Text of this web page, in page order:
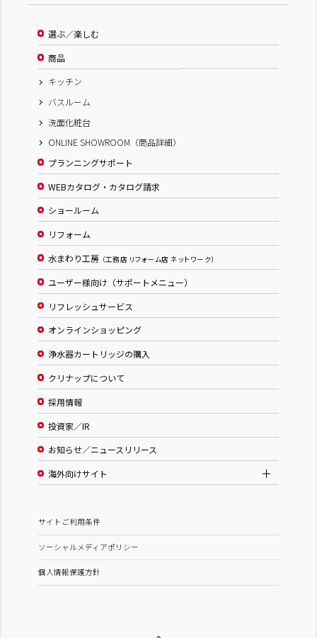
選ぶ／楽しむ
商品
キッチン
バスルーム
洗面化粧台
ONLINE SHOWROOM（商品詳細）
プランニングサポート
WEBカタログ・カタログ請求
ショールーム
リフォーム
水まわり工房 （工務店 リフォーム店 ネットワーク）
ユーザー様向け（サポートメニュー）
リフレッシュサービス
オンラインショッピング
浄水器カートリッジの購入
クリナップについて
採用情報
投資家／IR
お知らせ／ニュースリリース
海外向けサイト
サイトご利用条件
ソーシャルメディアポリシー
個人情報保護方針